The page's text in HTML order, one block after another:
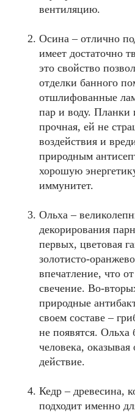
вентиляцию.
Осина – отлично
имеет достаточно
это свойство
отделки банного
отшлифованные
пар и воду. Планки
прочная, ей не
воздействия и
природным
хорошую
иммунитет.
Ольха –
декорирования
первых, цветовая
золотисто-
впечатление, что
свечение. Во-
природные
своем составе –
не появятся. Ольха
человека,
действие.
Кедр – древесина,
подходит именно